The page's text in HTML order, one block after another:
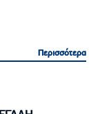
Περισσότερα
Περισσότερα